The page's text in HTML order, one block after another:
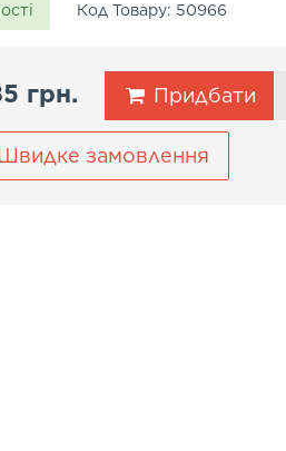
Код Товару: 50966
грн. Придбати
замовлення